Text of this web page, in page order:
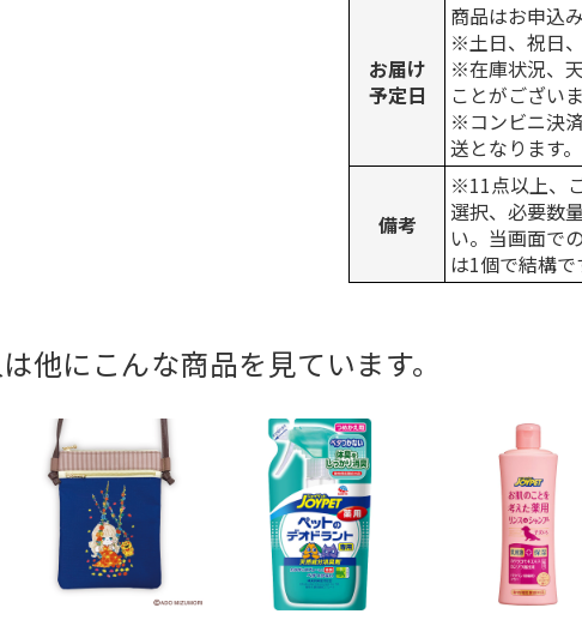
お届け
予定日
商品はお申込
※土日、祝日
※在庫状況、
ことがござい
※コンビニ決
送となります。
備考
※11点以上、
選択、必要数
い。当画面で
は1個で結構で
他にこんな商品を見ています。